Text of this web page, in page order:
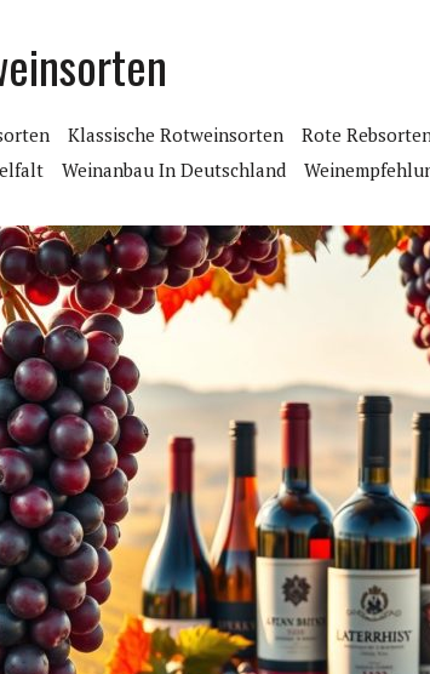
WEINLESE EINFACH ZWISCHENDURCH EINEN ENERGIE-RIEGEL
IN DER LEBENSMITTELBRANCHE
Klassische Rotweinsorten Rote
Weinanbau In Deutschland